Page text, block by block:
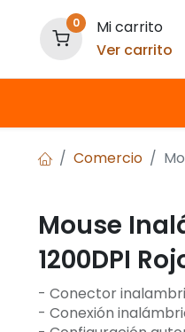
0
Mi carrito
Ver carrito
Comercio
Mouse
1200DPI
- Conector
- Conexión